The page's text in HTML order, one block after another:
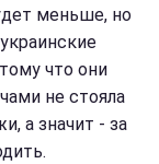
меньше, но
что они
не стояла
а значит - за